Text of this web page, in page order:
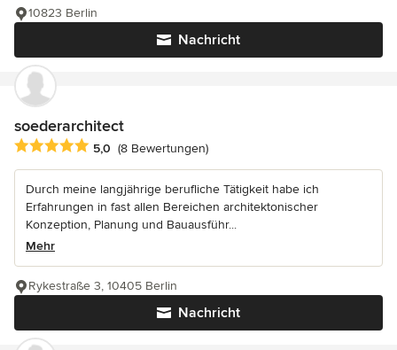
Nachricht
10823 Berlin
soederarchitect
Durchschnittliche Bewertung: 5 von 5 Sternen
5,0 (8 Bewertungen)
Durch meine langjährige berufliche Tätigkeit habe ich
Erfahrungen in fast allen Bereichen architektonischer
Konzeption, Planung und Bauausführ...
Mehr
Nachricht
Rykestraße 3, 10405 Berlin